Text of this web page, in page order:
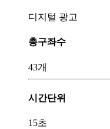
디지털 광고
총구좌수
43개
시간단위
15초